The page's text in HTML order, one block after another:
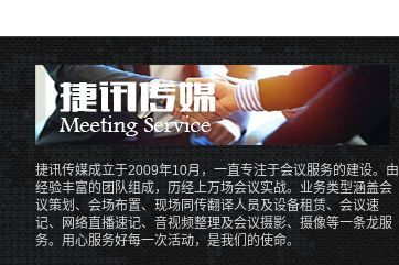
捷讯传媒成立于2009年10月，一直专注于会议服务的建设。由
经验丰富的团队组成，历经上万场会议实战。业务类型涵盖会
议策划、会场布置、现场同传翻译人员及设备租赁、会议速
记、网络直播速记、音视频整理及会议摄影、摄像等一条龙服
务。用心服务好每一次活动，是我们的使命。